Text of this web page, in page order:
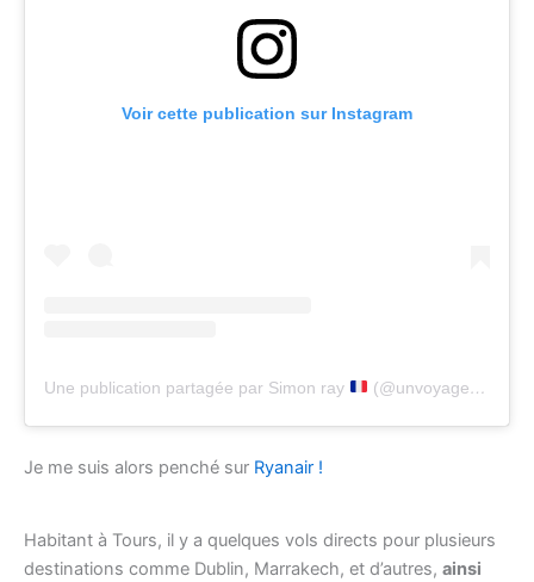
Voir cette publication sur Instagram
Une publication partagée par Simon ray (@unvoyagesansnom)
Je me suis alors penché sur Ryanair !
Habitant à Tours, il y a quelques vols directs pour plusieurs
destinations comme Dublin, Marrakech, et d’autres, ainsi